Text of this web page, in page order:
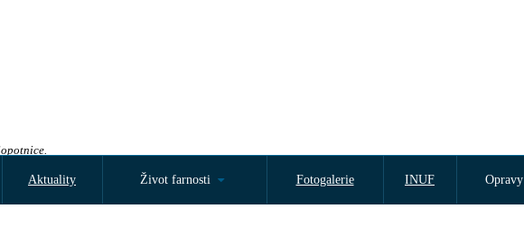
Aktuality Život farnosti Fotogalerie INUF Opravy